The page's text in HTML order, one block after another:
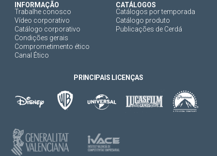
INFORMAÇÃO
Trabalhe conosco
Vídeo corporativo
Catálogo corporativo
Condições gerais
Comprometimento ético
Canal Ético
CATÁLOGOS
Catálogos por temporada
Catálogo produto
Publicações de Cerdá
PRINCIPAIS LICENÇAS